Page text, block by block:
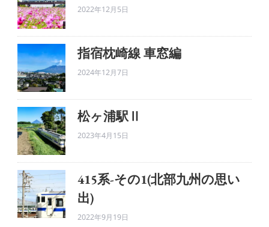
2022年12月5日
指宿枕崎線 車窓編
2024年12月7日
松ヶ浦駅Ⅱ
2023年4月15日
415系-その1(北部九州の思い
出)
2022年9月19日